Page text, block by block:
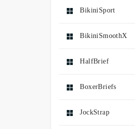
BikiniSport
BikiniSmoothX
HalfBrief
BoxerBriefs
JockStrap